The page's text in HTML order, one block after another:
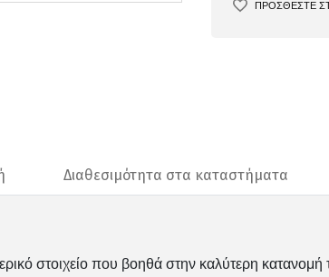
ΠΡΟΣΘΕΣΤΕ
Διαθεσιμότητα στα καταστήματα
στοιχείο που βοηθά στην καλύτερη